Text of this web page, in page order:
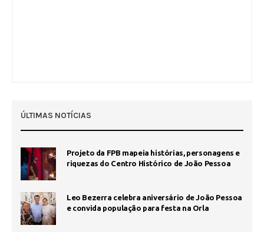
ÚLTIMAS NOTÍCIAS
Projeto da FPB mapeia histórias, personagens e
riquezas do Centro Histórico de João Pessoa
Leo Bezerra celebra aniversário de João Pessoa
e convida população para festa na Orla